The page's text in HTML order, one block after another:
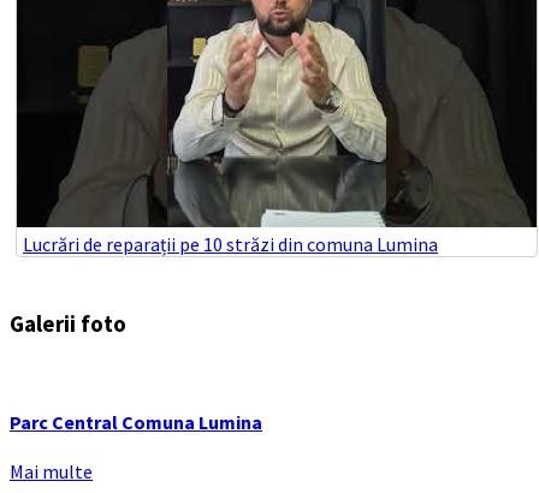
Lucrări de reparații pe 10 străzi din comuna Lumina
Galerii foto
Parc Central Comuna Lumina
Mai multe